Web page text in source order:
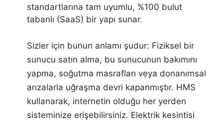
standartlarına tam uyumlu, %100 bulut
tabanlı (SaaS) bir yapı sunar.
Sizler için bunun anlamı şudur: Fiziksel bir
sunucu satın alma, bu sunucunun bakımını
yapma, soğutma masrafları veya donanımsal
arızalarla uğraşma devri kapanmıştır. HMS
kullanarak, internetin olduğu her yerden
sisteminize erişebilirsiniz. Elektrik kesintisi